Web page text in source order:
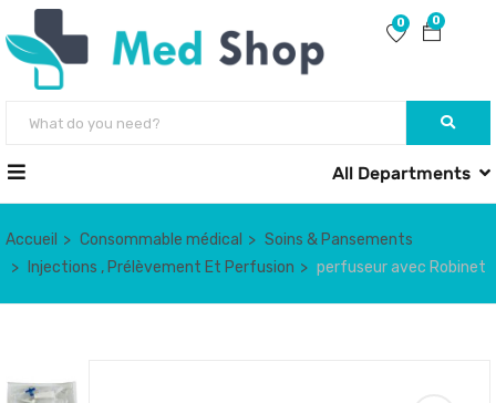
0
0
All Departments
Accueil Consommable médical
Soins & Pansements
Injections , Prélèvement Et Perfusion
perfuseur avec Robinet